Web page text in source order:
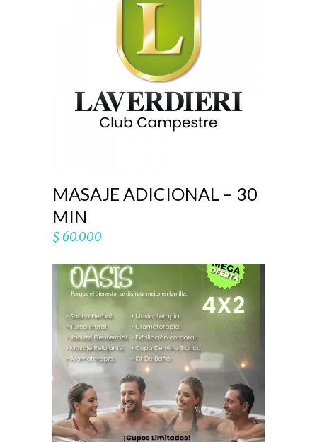
AÑADIR AL CARRITO
MASAJE ADICIONAL – 30
MIN
$60.000
AÑADIR AL CARRITO